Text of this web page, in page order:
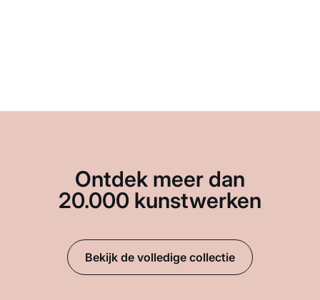
Ontdek meer dan
20.000 kunstwerken
Bekijk de volledige collectie